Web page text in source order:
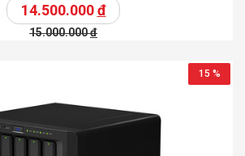
14.500.000đ
15.000.000đ
15 %